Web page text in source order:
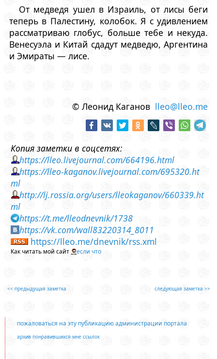
От медведя ушел в Израиль, от лисы беги
теперь в Палестину, колобок. Я с удивлением
рассматриваю глобус, больше тебе и некуда.
Венесуэла и Китай сдадут медведю, Аргентина
и Эмираты — лисе.
© Леонид Каганов lleo@lleo.me
Копия заметки в соцсетях:
https://lleo.livejournal.com/664196.html
https://lleo-kaganov.livejournal.com/695320.ht
ml
http://lj.rossia.org/users/lleokaganov/660339.ht
ml
https://t.me/lleodnevnik/1738
https://vk.com/wall83220314_8011
https://lleo.me/dnevnik/rss.xml
Как читать мой сайт если что
<< предыдущая заметка следующая заметка >>
пожаловаться на эту публикацию администрации портала
архив понравившихся мне ссылок